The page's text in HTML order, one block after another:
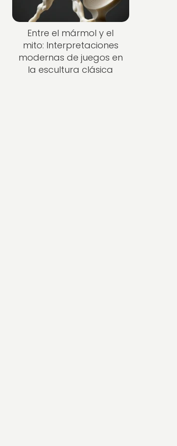
Entre el mármol y el
mito: Interpretaciones
modernas de juegos en
la escultura clásica